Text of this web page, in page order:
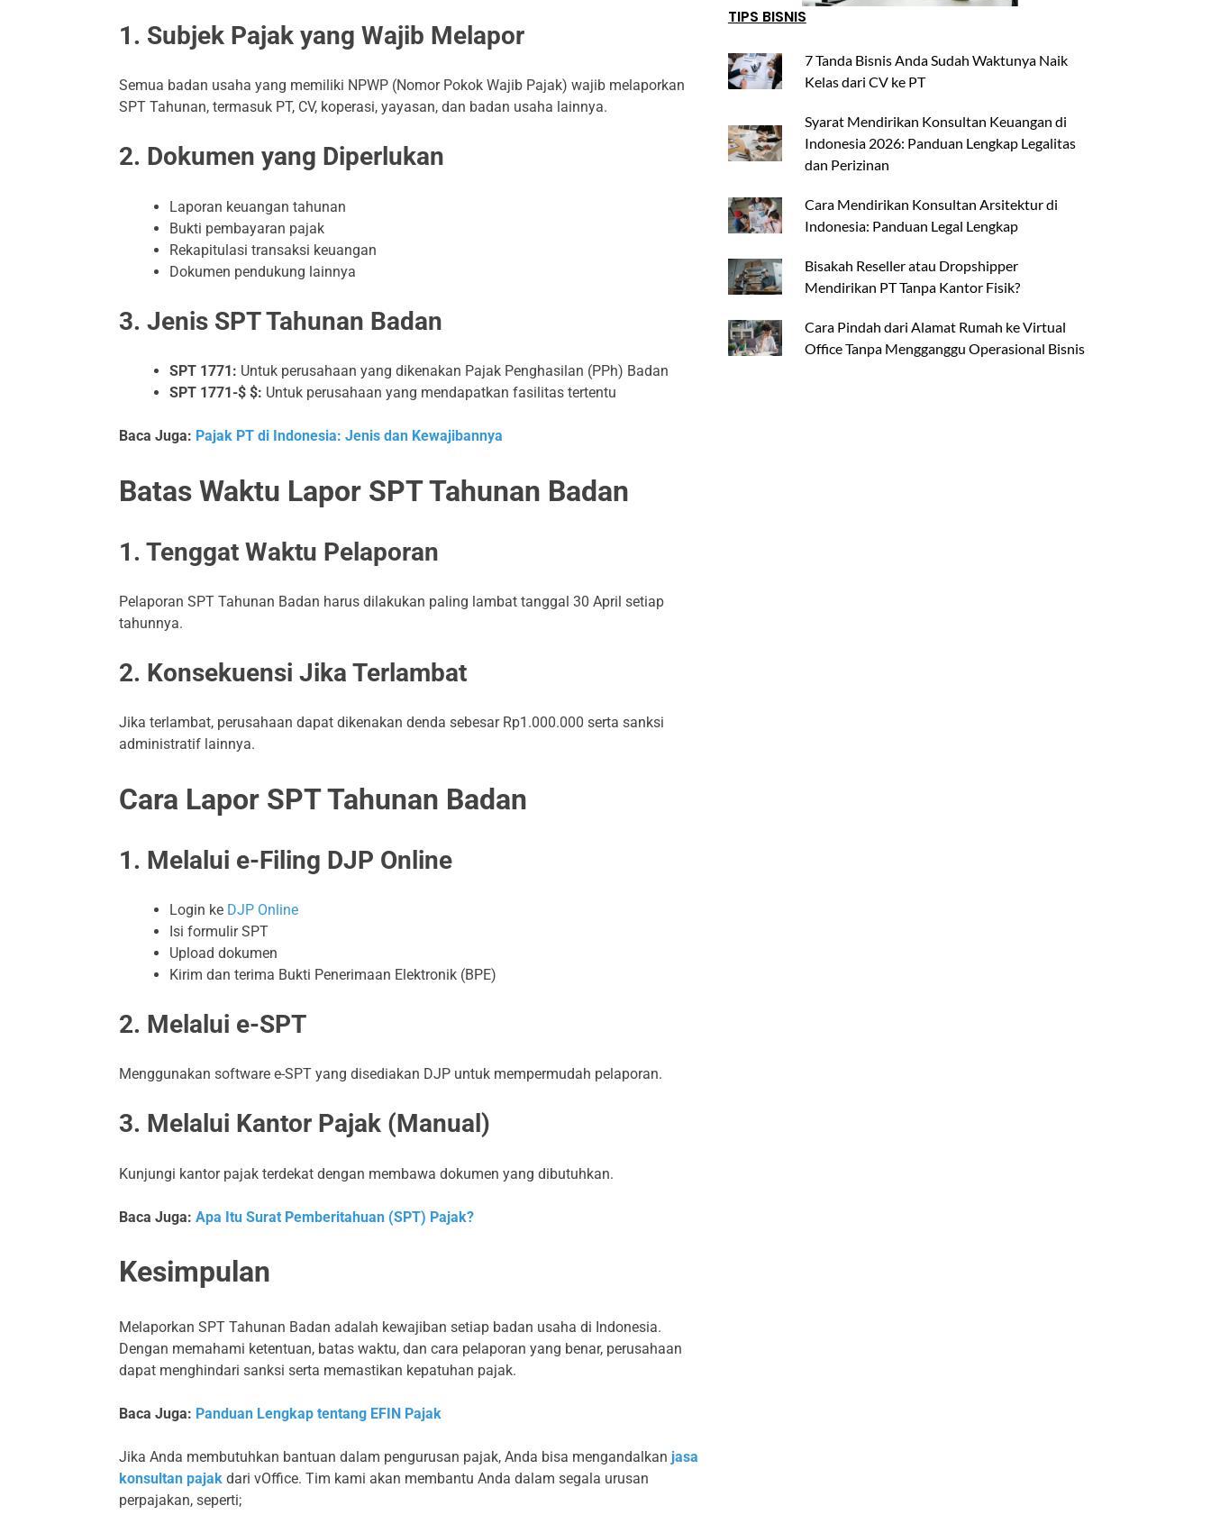
1. Subjek Pajak yang Wajib Melapor
Semua badan usaha yang memiliki NPWP (Nomor Pokok Wajib Pajak) wajib melaporkan
SPT Tahunan, termasuk PT, CV, koperasi, yayasan, dan badan usaha lainnya.
2. Dokumen yang Diperlukan
Laporan keuangan tahunan
Bukti pembayaran pajak
Rekapitulasi transaksi keuangan
Dokumen pendukung lainnya
3. Jenis SPT Tahunan Badan
SPT 1771: Untuk perusahaan yang dikenakan Pajak Penghasilan (PPh) Badan
SPT 1771-$ $: Untuk perusahaan yang mendapatkan fasilitas tertentu
Baca Juga: Pajak PT di Indonesia: Jenis dan Kewajibannya
Batas Waktu Lapor SPT Tahunan Badan
1. Tenggat Waktu Pelaporan
Pelaporan SPT Tahunan Badan harus dilakukan paling lambat tanggal 30 April setiap
tahunnya.
2. Konsekuensi Jika Terlambat
Jika terlambat, perusahaan dapat dikenakan denda sebesar Rp1.000.000 serta sanksi
administratif lainnya.
Cara Lapor SPT Tahunan Badan
1. Melalui e-Filing DJP Online
Login ke DJP Online
Isi formulir SPT
Upload dokumen
Kirim dan terima Bukti Penerimaan Elektronik (BPE)
2. Melalui e-SPT
Menggunakan software e-SPT yang disediakan DJP untuk mempermudah pelaporan.
3. Melalui Kantor Pajak (Manual)
Kunjungi kantor pajak terdekat dengan membawa dokumen yang dibutuhkan.
Baca Juga: Apa Itu Surat Pemberitahuan (SPT) Pajak?
Kesimpulan
Melaporkan SPT Tahunan Badan adalah kewajiban setiap badan usaha di Indonesia.
Dengan memahami ketentuan, batas waktu, dan cara pelaporan yang benar, perusahaan
dapat menghindari sanksi serta memastikan kepatuhan pajak.
Baca Juga: Panduan Lengkap tentang EFIN Pajak
Jika Anda membutuhkan bantuan dalam pengurusan pajak, Anda bisa mengandalkan jasa
konsultan pajak dari vOffice. Tim kami akan membantu Anda dalam segala urusan
perpajakan, seperti;
TIPS BISNIS
7 Tanda Bisnis Anda Sudah Waktunya Naik
Kelas dari CV ke PT
Syarat Mendirikan Konsultan Keuangan di
Indonesia 2026: Panduan Lengkap Legalitas
dan Perizinan
Cara Mendirikan Konsultan Arsitektur di
Indonesia: Panduan Legal Lengkap
Bisakah Reseller atau Dropshipper
Mendirikan PT Tanpa Kantor Fisik?
Cara Pindah dari Alamat Rumah ke Virtual
Office Tanpa Mengganggu Operasional Bisnis